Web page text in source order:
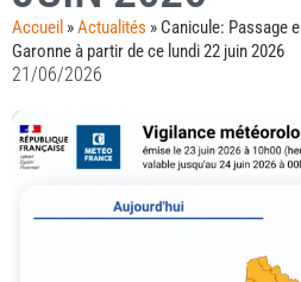
Accueil »Actualités » Canicule: Passage
Garonne à partir de ce lundi 22 juin 2026
21/06/2026